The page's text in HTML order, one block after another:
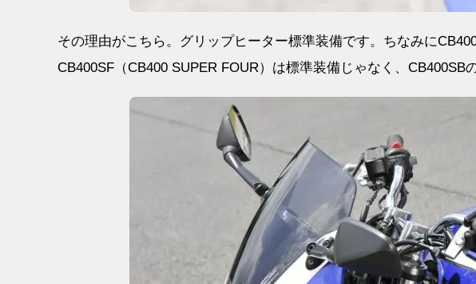
その理由がこちら。グリップヒーター標準装備です。ちなみに
CB400SF（CB400 SUPER FOUR）は標準装備じゃなく、CB400SB